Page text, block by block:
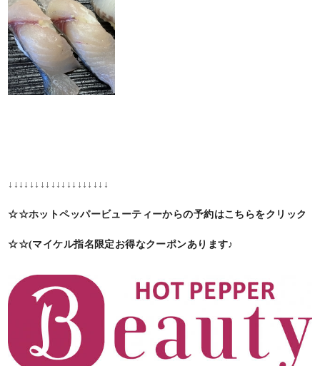
↓↓↓↓↓↓↓↓↓↓↓↓↓↓↓↓↓↓↓
☆☆ホットペッパービューティーからの予約はこちらをクリック
☆☆(マイケル指名限定お得なクーポンあります♪